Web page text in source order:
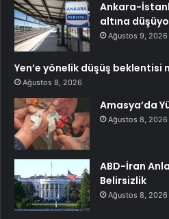
Ankara-
altına
Ağustos 9, 2026
Yen’e yönelik düşüş beklentisi
Ağustos 8, 2026
Amasya’da
Ağustos 8, 2026
ABD-İran
Belirsizlik
Ağustos 8, 2026